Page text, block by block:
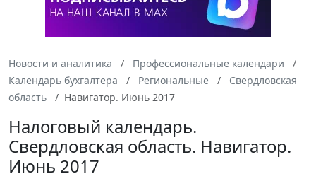
Новости и аналитика
Профессиональные календари
Календарь бухгалтера
Региональные
Свердловская
область
Навигатор. Июнь 2017
Налоговый календарь.
Свердловская область. Навигатор.
Июнь 2017